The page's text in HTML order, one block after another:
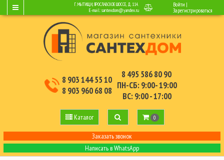
Г. МЫТИЩИ, ЯРОСЛАВСКОЕ ШОССЕ, Д.114.
E-mail:santexdom@yandex.ru
Войти |
Зарегистрироваться
8 903 144 55 10
8 903 960 68 08
8 495 586 80 90
ПН-СБ: 9:00- 19:00
ВС: 9:00 - 17:00
Каталог 0
Заказать звонок
Написать в WhatsApp